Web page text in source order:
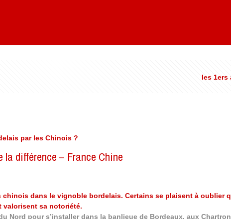
les 1ers
par les Chinois ?
la différence – France Chine
chinois dans le vignoble bordelais. Certains se plaisent à oublier
valorisent sa notoriété.
Nord pour s’installer dans la banlieue de Bordeaux, aux